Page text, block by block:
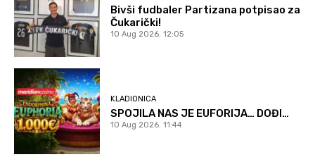
Bivši fudbaler Partizana potpisao za
Čukarički!
10 Aug 2026. 12:05
KLADIONICA
SPOJILA NAS JE EUFORIJA… DOĐI…
10 Aug 2026. 11:44